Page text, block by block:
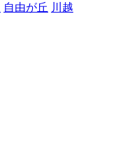
自由が丘 川越